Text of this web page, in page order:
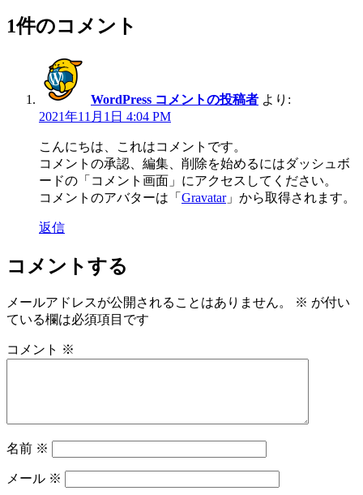
1件のコメント
WordPress コメントの投稿者 より:
2021年11月1日 4:04 PM
こんにちは、これはコメントです。
コメントの承認、編集、削除を始めるにはダッシュボ
ードの「コメント画面」にアクセスしてください。
コメントのアバターは「 Gravatar」から取得されます。
返信
コメントする
メールアドレスが公開されることはありません。 ※ が付い
ている欄は必須項目です
コメント ※
名前 ※
メール ※